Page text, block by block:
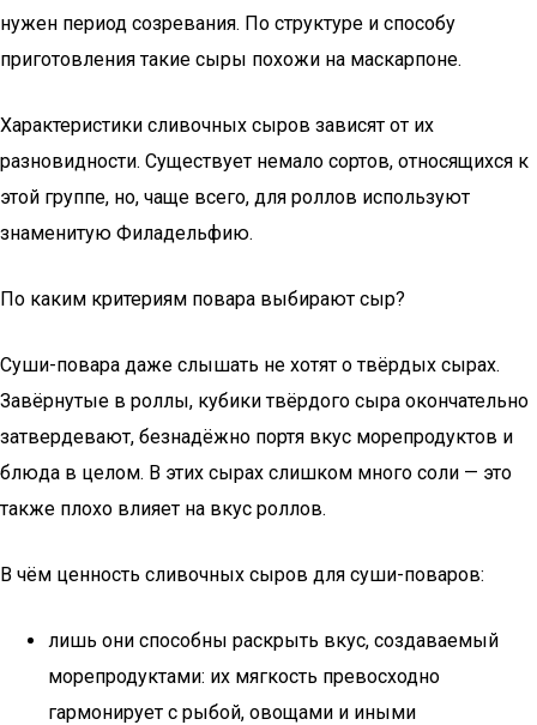
нужен период созревания. По структуре и способу
приготовления такие сыры похожи на маскарпоне.
Характеристики сливочных сыров зависят от их
разновидности. Существует немало сортов, относящихся к
этой группе, но, чаще всего, для роллов используют
знаменитую Филадельфию.
По каким критериям повара выбирают сыр?
Суши-повара даже слышать не хотят о твёрдых сырах.
Завёрнутые в роллы, кубики твёрдого сыра окончательно
затвердевают, безнадёжно портя вкус морепродуктов и
блюда в целом. В этих сырах слишком много соли — это
также плохо влияет на вкус роллов.
В чём ценность сливочных сыров для суши-поваров:
лишь они способны раскрыть вкус, создаваемый
морепродуктами: их мягкость превосходно
гармонирует с рыбой, овощами и иными